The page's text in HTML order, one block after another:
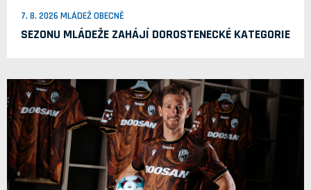
7. 8. 2026 MLÁDEŽ OBECNĚ
SEZONU MLÁDEŽE ZAHÁJÍ DOROSTENECKÉ KATEGORIE